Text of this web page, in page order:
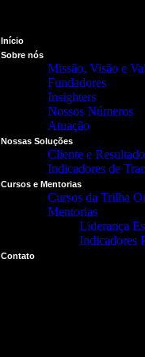
Início
Sobre nós
Missão, Visão e
Fundadores
Insighters
Nossos Números
Atuação
Nossas Soluções
Cliente e
Indicadores de
Cursos e Mentorias
Cursos da Trilha
Mentorias
Liderança
Indicadores
Contato